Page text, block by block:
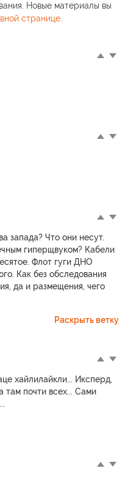
Новые материалы вы
странице.
запада? Что они несут.
гиперщвуком? Кабели
Флот гуги ДНО
Как без обследования
да и размещения, чего
Раскрыть ветку
хайлилайкли... Иксперд,
там почти всех... Сами